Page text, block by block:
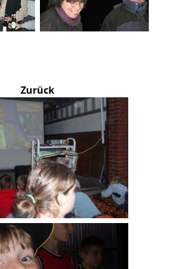
Zurück